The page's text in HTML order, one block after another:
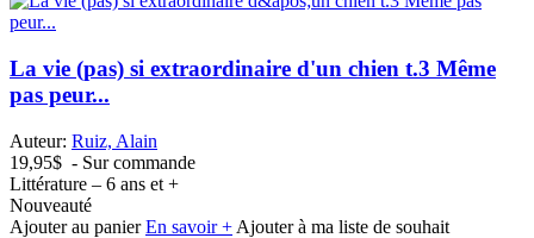
La vie (pas) si extraordinaire d'un chien t.3 Même
pas peur...
Auteur: Ruiz, Alain
19,95$ - Sur commande
Littérature – 6 ans et +
Nouveauté
Ajouter au panier En savoir + Ajouter à ma liste de souhait